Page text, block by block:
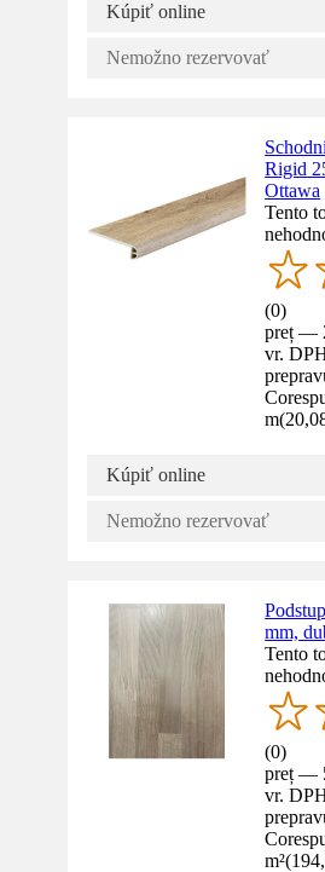
Kúpiť online
Nemožno rezervovať
Rigid
Ottawa
Tento
(0)
preț —
vr.
m(
Kúpiť online
Nemožno rezervovať
mm,
Tento
(0)
preț —
vr.
m²(